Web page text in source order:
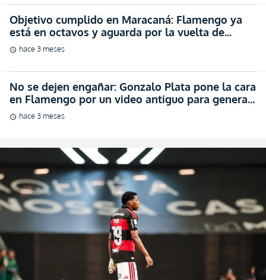
Objetivo cumplido en Maracaná: Flamengo ya
está en octavos y aguarda por la vuelta de
Gonzalo Plata (VIDEO)
schedule hace 3 meses
No se dejen engañar: Gonzalo Plata pone la cara
en Flamengo por un video antiguo para generar
polémica
schedule hace 3 meses